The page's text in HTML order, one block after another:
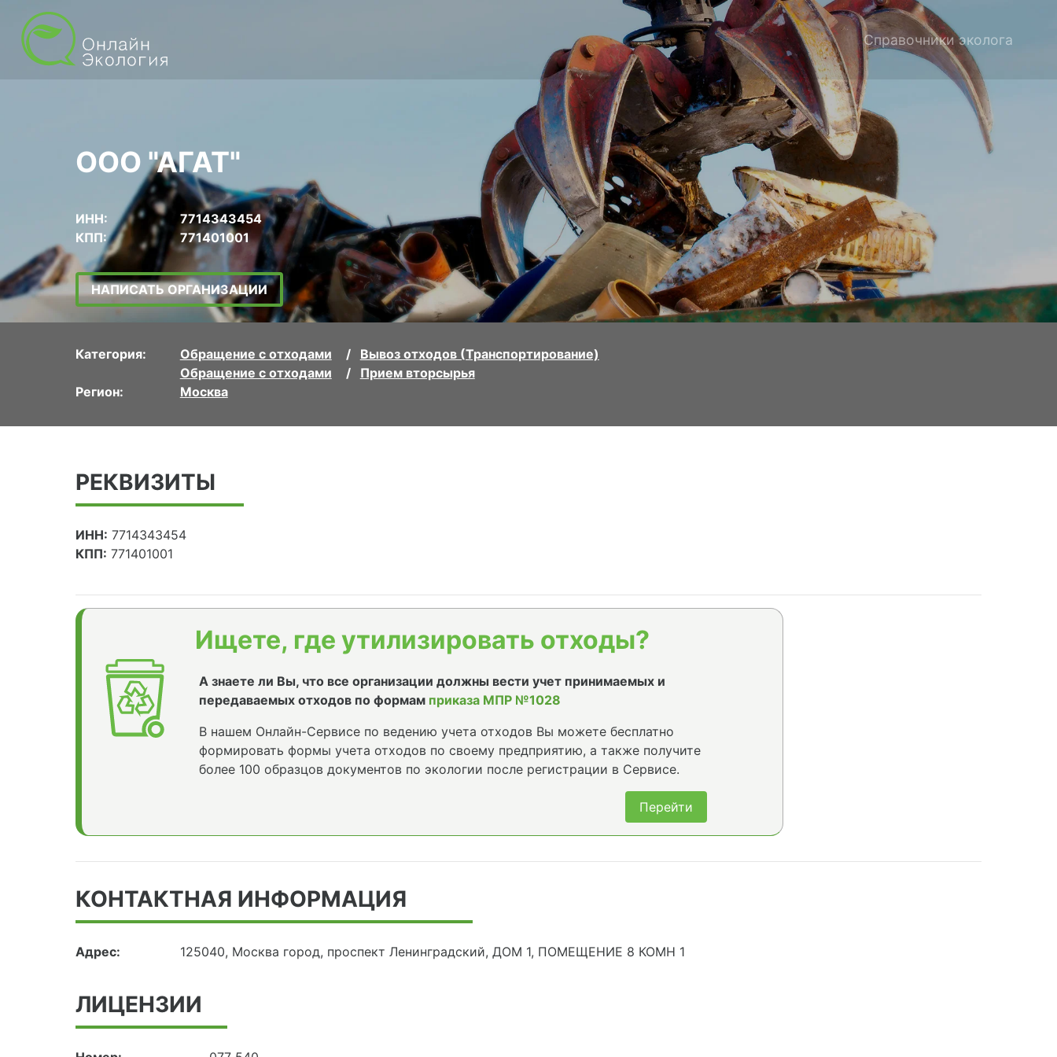
Справочники эколога
ООО "АГАТ"
ИНН:
7714343454
КПП:
771401001
НАПИСАТЬ ОРГАНИЗАЦИИ
Категория: Обращение с отходами
Вывоз отходов (Транспортирование)
Обращение с отходами
Прием вторсырья
Регион:
Москва
РЕКВИЗИТЫ
ИНН: 7714343454
КПП: 771401001
Ищете, где утилизировать отходы?
А знаете ли Вы, что все организации должны вести учет принимаемых и
передаваемых отходов по формам приказа МПР №1028
В нашем Онлайн-Сервисе по ведению учета отходов Вы можете бесплатно
формировать формы учета отходов по своему предприятию, а также получите
более 100 образцов документов по экологии после регистрации в Сервисе.
Перейти
КОНТАКТНАЯ ИНФОРМАЦИЯ
Адрес: 125040, Москва город, проспект Ленинградский, ДОМ 1, ПОМЕЩЕНИЕ 8 КОМН 1
ЛИЦЕНЗИИ